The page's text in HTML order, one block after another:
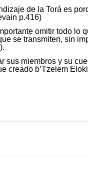
de la Torá es
p.416)
omitir todo lo
se transmiten, sin
sus miembros y su
creado b’Tzelem